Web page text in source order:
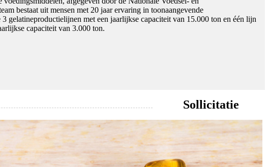
bestaat uit mensen met 20 jaar ervaring in toonaangevende
gelatineproductielijnen met een jaarlijkse capaciteit van 15.000 ton en één lijn
capaciteit van 3.000 ton.
Sollicitatie